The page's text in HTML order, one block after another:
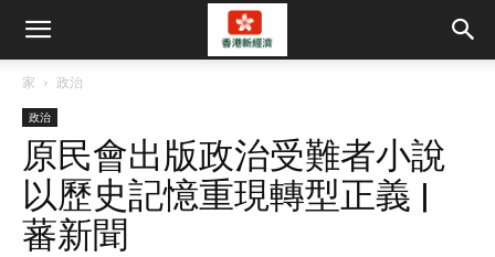
家 政治
政治
原民會出版政治受難者小說
以歷史記憶重現轉型正義 |
蕃新聞